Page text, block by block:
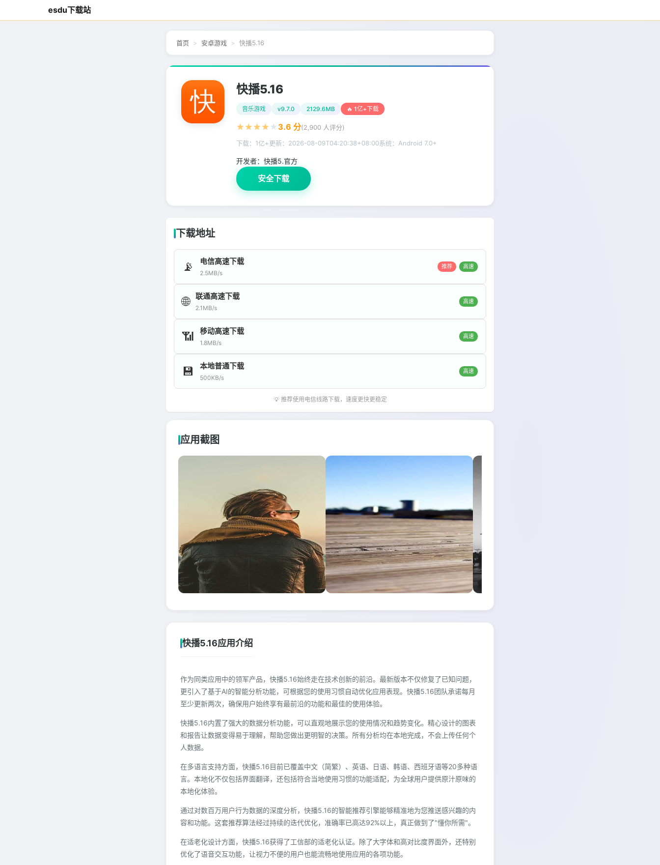
esdu下载站
首页 安卓游戏 快播5.16
快播5.16
音乐游戏 v9.7.0 2129.6MB 🔥 1亿+下载
★ ★ ★ ★ ★ 3.6 分(2,900 人评分)
下载：1亿+更新： 2026-08-09T04:20:38+08:00系统：Android 7.0+
开发者： 快播5.官方
安全下载
下载地址
📡 电信高速下载
2.5MB/s
推荐 高速
🌐 联通高速下载
2.1MB/s
高速
📶 移动高速下载
1.8MB/s
高速
💾 本地普通下载
500KB/s
高速
💡 推荐使用电信线路下载，速度更快更稳定
应用截图
快播5.16应用介绍
作为同类应用中的领军产品，快播5.16始终走在技术创新的前沿。最新版本不仅修复了已知问题，
更引入了基于AI的智能分析功能，可根据您的使用习惯自动优化应用表现。快播5.16团队承诺每月
至少更新两次，确保用户始终享有最前沿的功能和最佳的使用体验。
快播5.16内置了强大的数据分析功能，可以直观地展示您的使用情况和趋势变化。精心设计的图表
和报告让数据变得易于理解，帮助您做出更明智的决策。所有分析均在本地完成，不会上传任何个
人数据。
在多语言支持方面，快播5.16目前已覆盖中文（简繁）、英语、日语、韩语、西班牙语等20多种语
言。本地化不仅包括界面翻译，还包括符合当地使用习惯的功能适配，为全球用户提供原汁原味的
本地化体验。
通过对数百万用户行为数据的深度分析，快播5.16的智能推荐引擎能够精准地为您推送感兴趣的内
容和功能。这套推荐算法经过持续的迭代优化，准确率已高达92%以上，真正做到了"懂你所需"。
在适老化设计方面，快播5.16获得了工信部的适老化认证。除了大字体和高对比度界面外，还特别
优化了语音交互功能，让视力不便的用户也能流畅地使用应用的各项功能。